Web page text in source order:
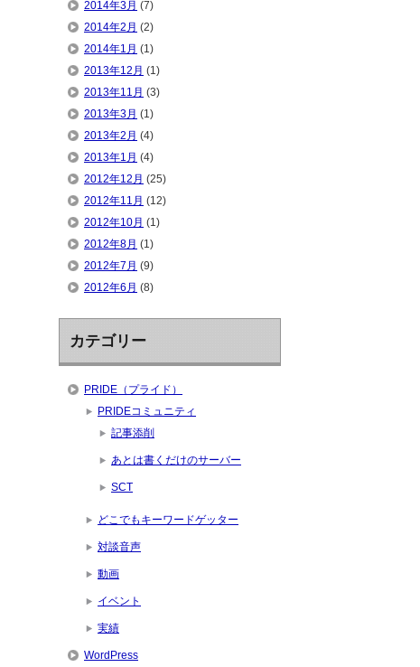
2014年3月 (7)
2014年2月 (2)
2014年1月 (1)
2013年12月 (1)
2013年11月 (3)
2013年3月 (1)
2013年2月 (4)
2013年1月 (4)
2012年12月 (25)
2012年11月 (12)
2012年10月 (1)
2012年8月 (1)
2012年7月 (9)
2012年6月 (8)
カテゴリー
PRIDE（プライド）
PRIDEコミュニティ
記事添削
あとは書くだけのサーバー
SCT
どこでもキーワードゲッター
対談音声
動画
イベント
実績
WordPress